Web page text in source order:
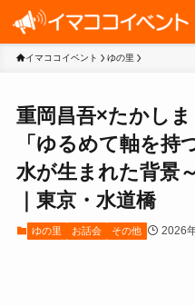
イマココイベント ゆの里
重岡昌吾×たかし
「ゆるめて軸を持
水が生まれた背景
｜東京・水道橋
ゆの里 お話会 その他 2026